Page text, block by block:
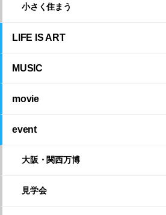
小さく住まう
LIFE IS ART
MUSIC
movie
event
大阪・関西万博
見学会